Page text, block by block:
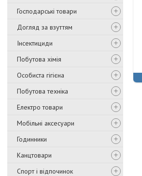
Господарські товари
Догляд за взуттям
Інсектициди
Побутова хімія
Особиста гігієна
Побутова техніка
Електро товари
Мобільні аксесуари
Годинники
Канцтовари
Спорт і відпочинок